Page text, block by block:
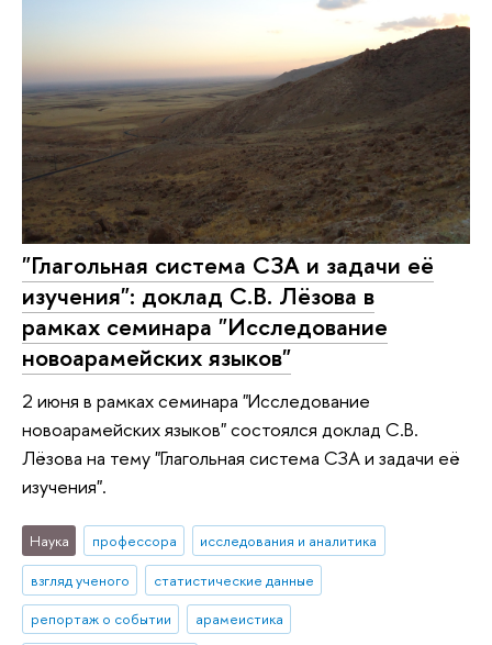
"Глагольная система СЗА и задачи её
изучения": доклад С.В. Лёзова в
рамках семинара "Исследование
новоарамейских языков"
2 июня в рамках семинара "Исследование
новоарамейских языков" состоялся доклад С.В.
Лёзова на тему "Глагольная система СЗА и задачи её
изучения".
Наука профессора
исследования и аналитика
взгляд ученого
статистические данные
репортаж о событии
арамеистика